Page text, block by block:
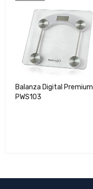
Balanza Digital Premium
PWS103